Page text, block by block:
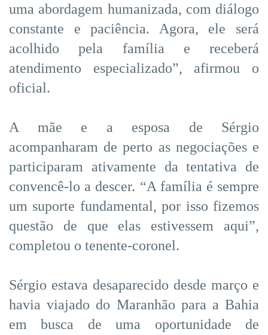
uma abordagem humanizada, com diálogo
constante e paciência. Agora, ele será
acolhido pela família e receberá
atendimento especializado”, afirmou o
oficial.
A mãe e a esposa de Sérgio
acompanharam de perto as negociações e
participaram ativamente da tentativa de
convencê-lo a descer. “A família é sempre
um suporte fundamental, por isso fizemos
questão de que elas estivessem aqui”,
completou o tenente-coronel.
Sérgio estava desaparecido desde março e
havia viajado do Maranhão para a Bahia
em busca de uma oportunidade de